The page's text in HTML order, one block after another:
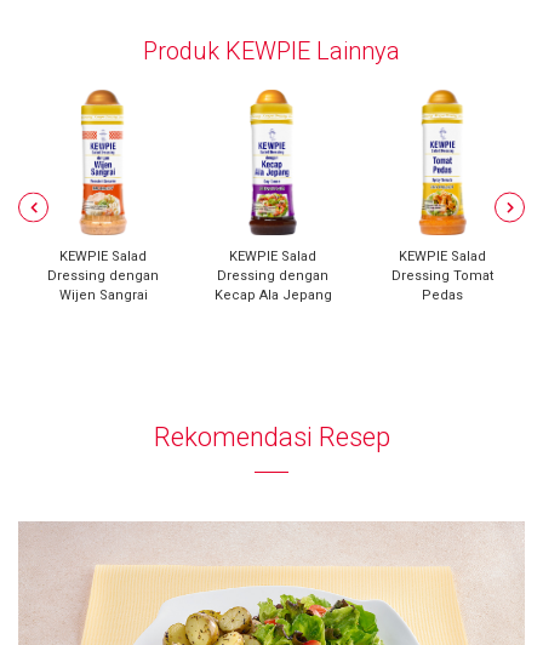
Produk KEWPIE Lainnya
KEWPIE Salad
Dressing dengan
Wijen Sangrai
KEWPIE Salad
Dressing dengan
Kecap Ala Jepang
KEWPIE Salad
Dressing Tomat
Pedas
Rekomendasi Resep